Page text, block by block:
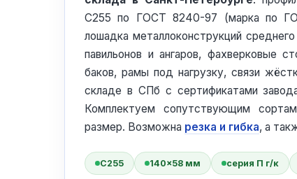
С255 по ГОСТ 8240-97 (марка по
лошадка металлоконструкций
павильонов и ангаров, фахверковые
баков, рамы под нагрузку, связи
складе в СПб с сертификатами
Комплектуем сопутствующим
размер. Возможна резка и гибка, а
С255 140×58 мм серия П г/к